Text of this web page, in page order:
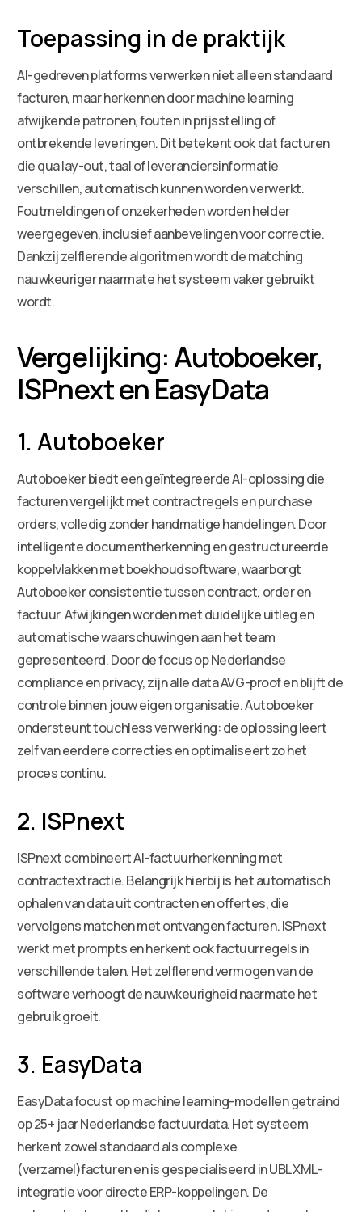
Toepassing in de praktijk
AI-gedreven platforms verwerken niet alleen standaard
facturen, maar herkennen door machine learning
afwijkende patronen, fouten in prijsstelling of
ontbrekende leveringen. Dit betekent ook dat facturen
die qua lay-out, taal of leveranciersinformatie
verschillen, automatisch kunnen worden verwerkt.
Foutmeldingen of onzekerheden worden helder
weergegeven, inclusief aanbevelingen voor correctie.
Dankzij zelflerende algoritmen wordt de matching
nauwkeuriger naarmate het systeem vaker gebruikt
wordt.
Vergelijking: Autoboeker,
ISPnext en EasyData
1. Autoboeker
Autoboeker biedt een geïntegreerde AI-oplossing die
facturen vergelijkt met contractregels en purchase
orders, volledig zonder handmatige handelingen. Door
intelligente documentherkenning en gestructureerde
koppelvlakken met boekhoudsoftware, waarborgt
Autoboeker consistentie tussen contract, order en
factuur. Afwijkingen worden met duidelijke uitleg en
automatische waarschuwingen aan het team
gepresenteerd. Door de focus op Nederlandse
compliance en privacy, zijn alle data AVG-proof en blijft de
controle binnen jouw eigen organisatie. Autoboeker
ondersteunt touchless verwerking: de oplossing leert
zelf van eerdere correcties en optimaliseert zo het
proces continu.
2. ISPnext
ISPnext combineert AI-factuurherkenning met
contractextractie. Belangrijk hierbij is het automatisch
ophalen van data uit contracten en offertes, die
vervolgens matchen met ontvangen facturen. ISPnext
werkt met prompts en herkent ook factuurregels in
verschillende talen. Het zelflerend vermogen van de
software verhoogt de nauwkeurigheid naarmate het
gebruik groeit.
3. EasyData
EasyData focust op machine learning-modellen getraind
op 25+ jaar Nederlandse factuurdata. Het systeem
herkent zowel standaard als complexe
(verzamel)facturen en is gespecialiseerd in UBL XML-
integratie voor directe ERP-koppelingen. De